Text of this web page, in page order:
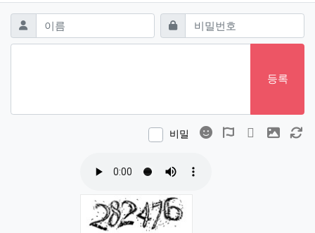
댓글쓰기
이름 필수 비밀번호필수
등록
비밀 이모티콘폰트어썸
동영상 이미지